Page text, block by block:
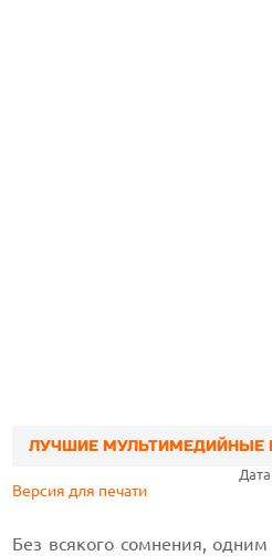
ЛУЧШИЕ МУЛЬТИМЕДИЙНЫЕ
Версия для печати
Без всякого сомнения,